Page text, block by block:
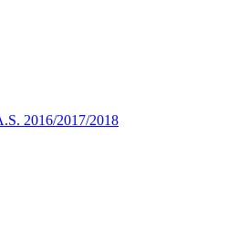
2016/2017/2018